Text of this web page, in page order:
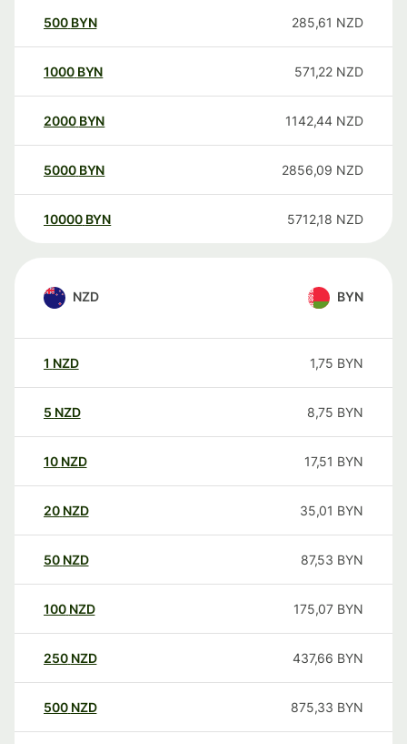
500 BYN 285,61 NZD
1000 BYN 571,22 NZD
2000 BYN 1142,44 NZD
5000 BYN 2856,09 NZD
10000 BYN 5712,18 NZD
NZD BYN
1 NZD 1,75 BYN
5 NZD 8,75 BYN
10 NZD 17,51 BYN
20 NZD 35,01 BYN
50 NZD 87,53 BYN
100 NZD 175,07 BYN
250 NZD 437,66 BYN
500 NZD 875,33 BYN